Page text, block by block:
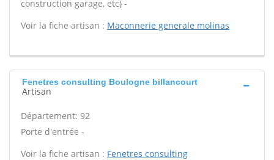
construction garage, etc) -
Voir la fiche artisan : Maconnerie generale molinas
Fenetres consulting Boulogne billancourt
Artisan
Département: 92
Porte d'entrée -
Voir la fiche artisan : Fenetres consulting